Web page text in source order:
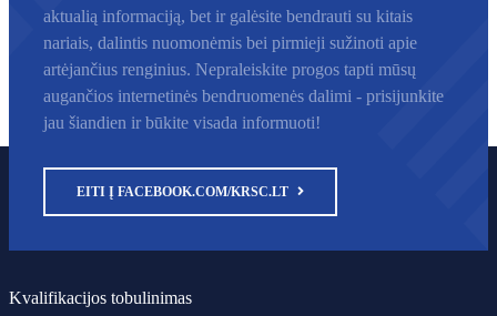
aktualią informaciją, bet ir galėsite bendrauti su kitais
nariais, dalintis nuomonėmis bei pirmieji sužinoti apie
artėjančius renginius. Nepraleiskite progos tapti mūsų
augančios internetinės bendruomenės dalimi - prisijunkite
jau šiandien ir būkite visada informuoti!
EITI Į FACEBOOK.COM/KRSC.LT
Kvalifikacijos tobulinimas